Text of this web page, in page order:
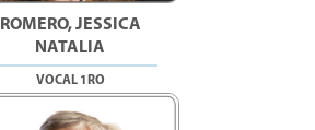
ROMERO, JESSICA
NATALIA
VOCAL 1RO